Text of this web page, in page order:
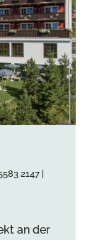
2147 |
an der